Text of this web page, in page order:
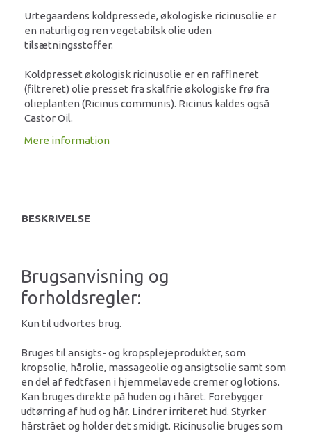
Urtegaardens koldpressede, økologiske ricinusolie er
en naturlig og ren vegetabilsk olie uden
tilsætningsstoffer.
Koldpresset økologisk ricinusolie er en raffineret
(filtreret) olie presset fra skalfrie økologiske frø fra
olieplanten (Ricinus communis). Ricinus kaldes også
Castor Oil.
Mere information
BESKRIVELSE
Brugsanvisning og
forholdsregler:
Kun til udvortes brug.
Bruges til ansigts- og kropsplejeprodukter, som
kropsolie, hårolie, massageolie og ansigtsolie samt som
en del af fedtfasen i hjemmelavede cremer og lotions.
Kan bruges direkte på huden og i håret. Forebygger
udtørring af hud og hår. Lindrer irriteret hud. Styrker
hårstrået og holder det smidigt. Ricinusolie bruges som